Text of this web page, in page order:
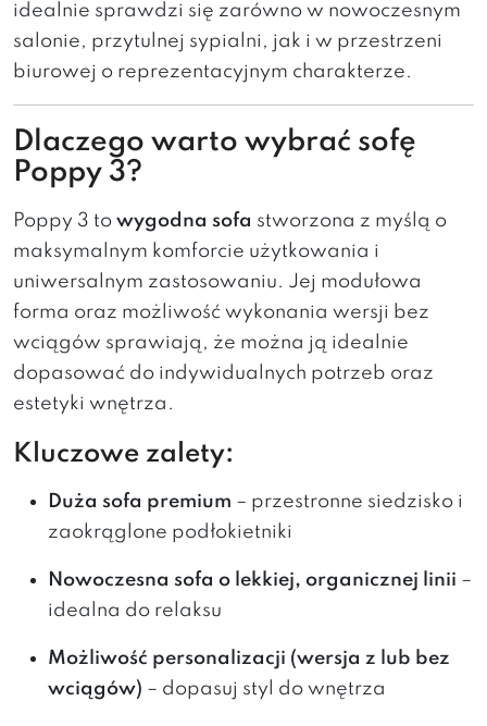
idealnie sprawdzi się zarówno w nowoczesnym
salonie, przytulnej sypialni, jak i w przestrzeni
biurowej o reprezentacyjnym charakterze.
Dlaczego warto wybrać sofę
Poppy 3?
Poppy 3 to wygodna sofa stworzona z myślą o
maksymalnym komforcie użytkowania i
uniwersalnym zastosowaniu. Jej modułowa
forma oraz możliwość wykonania wersji bez
wciągów sprawiają, że można ją idealnie
dopasować do indywidualnych potrzeb oraz
estetyki wnętrza.
Kluczowe zalety:
Duża sofa premium – przestronne siedzisko i
zaokrąglone podłokietniki
Nowoczesna sofa o lekkiej, organicznej linii –
idealna do relaksu
Możliwość personalizacji (wersja z lub bez
wciągów) – dopasuj styl do wnętrza